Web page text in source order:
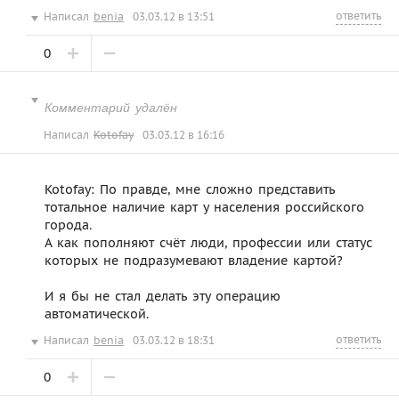
Написал benia 03.03.12 в 13:51 ответить
0
Комментарий удалён
Написал Kotofay 03.03.12 в 16:16
Kotofay: По правде, мне сложно представить
тотальное наличие карт у населения российского
города.
А как пополняют счёт люди, профессии или статус
которых не подразумевают владение картой?
И я бы не стал делать эту операцию
автоматической.
Написал benia 03.03.12 в 18:31 ответить
0